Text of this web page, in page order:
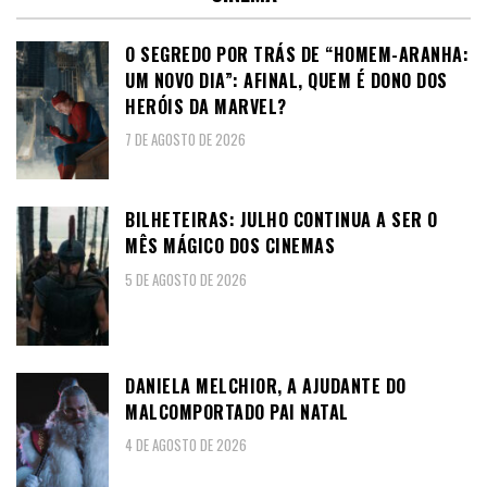
O SEGREDO POR TRÁS DE “HOMEM-ARANHA:
UM NOVO DIA”: AFINAL, QUEM É DONO DOS
HERÓIS DA MARVEL?
7 DE AGOSTO DE 2026
BILHETEIRAS: JULHO CONTINUA A SER O
MÊS MÁGICO DOS CINEMAS
5 DE AGOSTO DE 2026
DANIELA MELCHIOR, A AJUDANTE DO
MALCOMPORTADO PAI NATAL
4 DE AGOSTO DE 2026